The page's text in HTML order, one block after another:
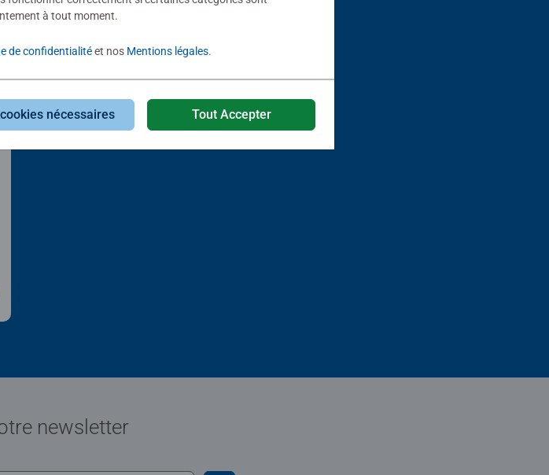
newsletter
à tout moment.
de confidentialitéet nos Mentions légales.
nécessaires Tout Accepter